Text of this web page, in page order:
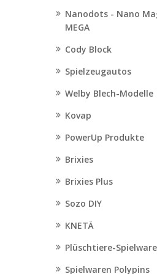
Nanodots - Nano
MEGA
Cody Block
Spielzeugautos
Welby Blech-Modelle
Kovap
PowerUp Produkte
Brixies
Brixies Plus
Sozo DIY
KNETÄ
Plüschtiere-
Spielwaren Polypins